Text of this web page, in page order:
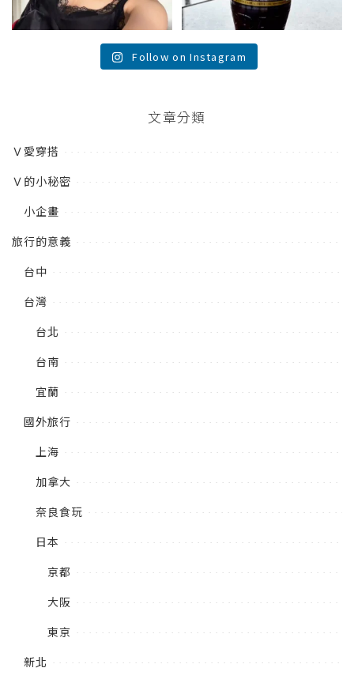
Follow on Instagram
文章分類
Ｖ愛穿搭
Ｖ的小秘密
小企畫
旅行的意義
台中
台灣
台北
台南
宜蘭
國外旅行
上海
加拿大
奈良食玩
日本
京都
大阪
東京
新北